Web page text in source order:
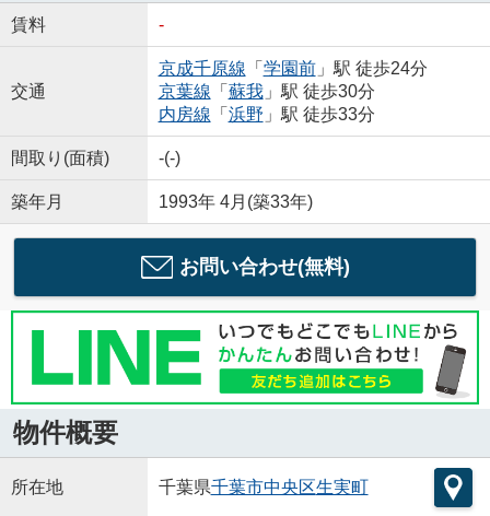
賃料 -
交通
京成千原線 「 学園前」駅 徒歩24分
京葉線 「 蘇我」駅 徒歩30分
内房線 「 浜野 」駅 徒歩33分
間取り(面積) -(-)
築年月 1993年 4月(築33年)
お問い合わせ(無料)
物件概要
所在地 千葉県千葉市中央区生実町